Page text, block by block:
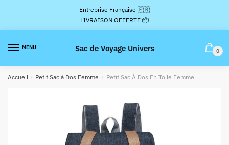
la
navigation
contenu
Entreprise Française 🇫🇷
LIVRAISON OFFERTE 📦
MENU Sac de Voyage Univers 0
Accueil / Petit Sac à Dos Femme / Petit Sac À Dos En Toile Femme